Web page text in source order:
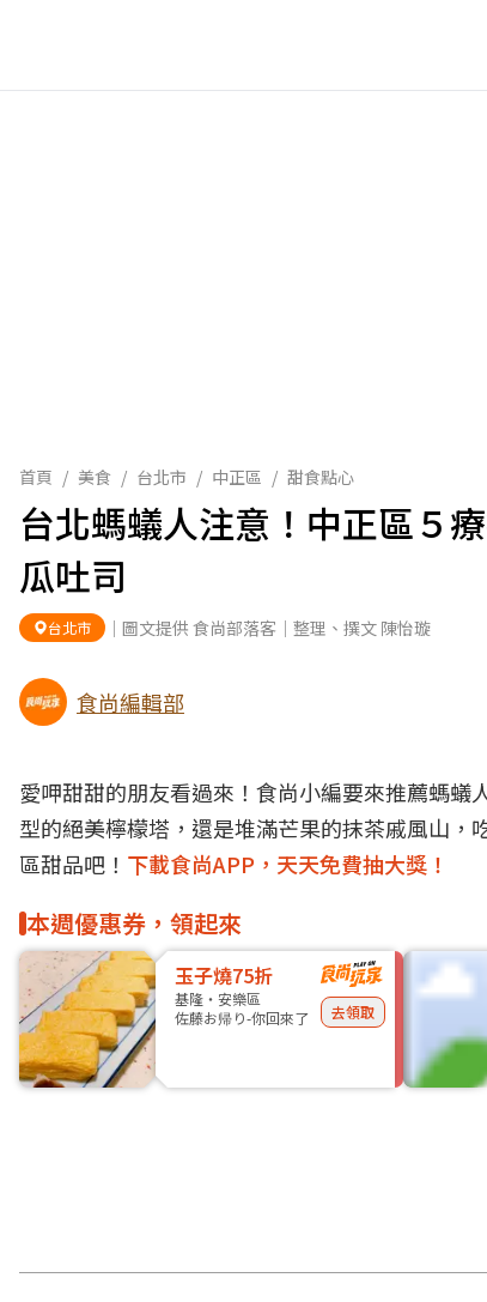
首頁 / 美食 / 台北市 / 中正區 / 甜食點心
台北螞蟻人注意！中正區５
瓜吐司
台北市 ｜圖文提供 食尚部落客｜整理、撰文 陳怡璇
食尚編輯部
愛呷甜甜的朋友看過來！食尚小編要來推薦螞蟻
型的絕美檸檬塔 ，還是堆滿芒果的抹茶戚風山
區甜品吧！ 下載食尚APP，天天免費抽大獎！
本週優惠券，領起來
玉子燒75折
基隆・安樂區
佐藤お帰り-你回來了
去領取